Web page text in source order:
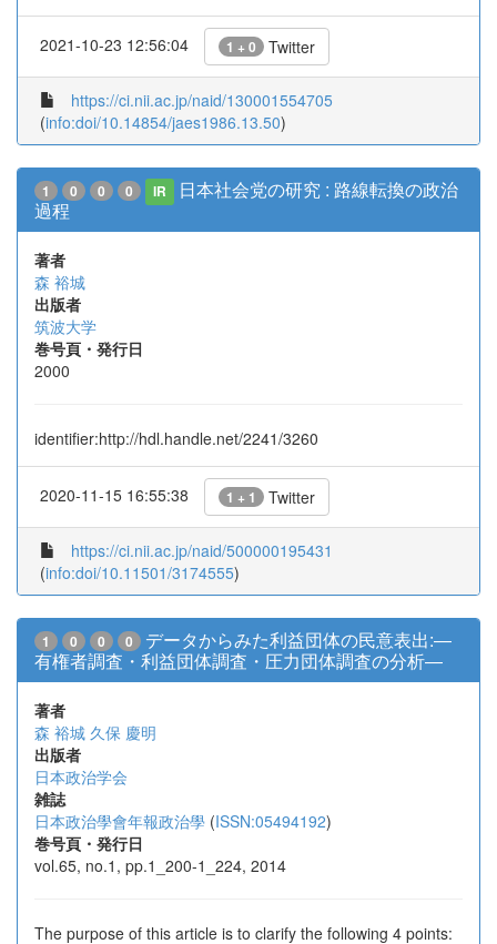
2021-10-23 12:56:04 1 + 0 Twitter
https://ci.nii.ac.jp/naid/130001554705
(info:doi/10.14854/jaes1986.13.50)
1 0 0 0 IR
日本社会党の研究 : 路線転換の政治
過程
著者
森 裕城
出版者
筑波大学
巻号頁・発行日
2000
identifier:http://hdl.handle.net/2241/3260
2020-11-15 16:55:38 1 + 1 Twitter
https://ci.nii.ac.jp/naid/500000195431
(info:doi/10.11501/3174555)
1 0 0 0
データからみた利益団体の民意表出:―
有権者調査・利益団体調査・圧力団体調査の分析―
著者
森 裕城 久保 慶明
出版者
日本政治学会
雑誌
日本政治學會年報政治學 (ISSN:05494192)
巻号頁・発行日
vol.65, no.1, pp.1_200-1_224, 2014
The purpose of this article is to clarify the following 4 points: